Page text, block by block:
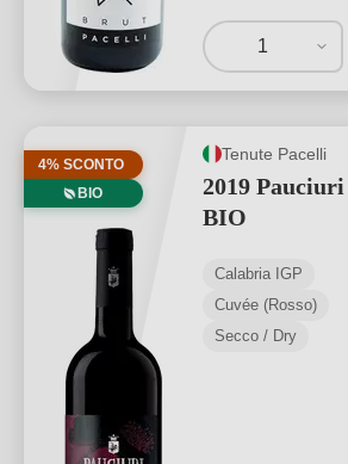
1
4% SCONTO
BIO
Tenute Pacelli
2019
BIO
Calabria IGP
Cuvée (Rosso)
Secco / Dry